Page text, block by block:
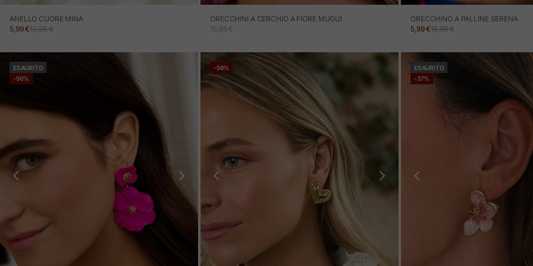
ANELLO CUORE MINA
PREZZO IN OFFERTA
5,99 €PREZZO NORMALE
12,95 €
ORECCHINI A CERCHIO A FIORE MUGUI
PREZZO IN OFFERTA
15,95 €
ORECCHINO A PALLINE SERENA
PREZZO IN OFFERTA
5,99 €PREZZO NORMALE
15,95 €
ESAURITO
-50%
-56%
ESAURITO
-37%